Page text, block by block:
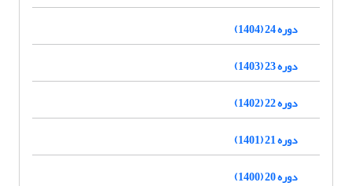
دوره 24 (1404)
دوره 23 (1403)
دوره 22 (1402)
دوره 21 (1401)
دوره 20 (1400)